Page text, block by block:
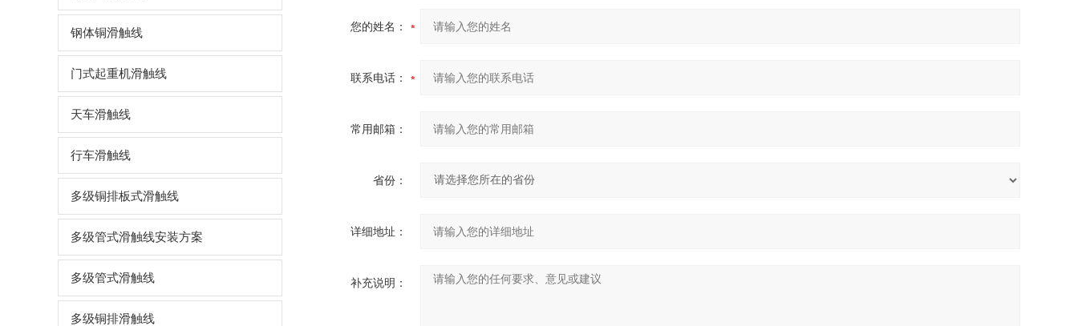
钢体铜滑触线
门式起重机滑触线
天车滑触线
行车滑触线
多级铜排板式滑触线
多级管式滑触线安装方案
多级管式滑触线
多级铜排滑触线
您的姓名：
联系电话：
常用邮箱：
省份：
详细地址：
补充说明：